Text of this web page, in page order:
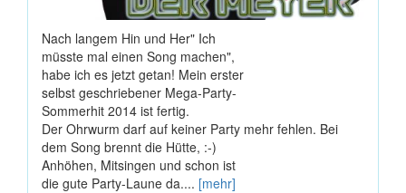
Nach langem Hin und Her" Ich
müsste mal einen Song machen",
habe ich es jetzt getan! Mein erster
selbst geschriebener Mega-Party-
Sommerhit 2014 ist fertig.
Der Ohrwurm darf auf keiner Party mehr fehlen. Bei
dem Song brennt die Hütte, :-)
Anhöhen, Mitsingen und schon ist
die gute Party-Laune da.... [mehr]